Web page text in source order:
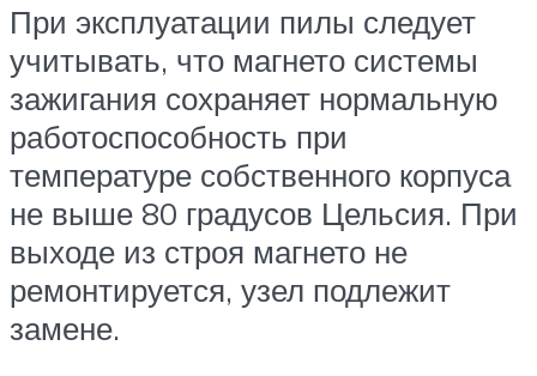
При эксплуатации пилы следует
учитывать, что магнето системы
зажигания сохраняет нормальную
работоспособность при
температуре собственного корпуса
не выше 80 градусов Цельсия. При
выходе из строя магнето не
ремонтируется, узел подлежит
замене.